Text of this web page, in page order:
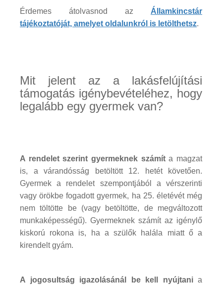
Érdemes átolvasnod az Államkincstár
tájékoztatóját, amelyet oldalunkról is letölthetsz.
Mit jelent az a lakásfelújítási
támogatás igénybevételéhez, hogy
legalább egy gyermek van?
A rendelet szerint gyermeknek számíta magzat
is, a várandósság betöltött 12. hetét követően.
Gyermek a rendelet szempontjából a vérszerinti
vagy örökbe fogadott gyermek, ha 25. életévét még
nem töltötte be (vagy betöltötte, de megváltozott
munkaképességű). Gyermeknek számít az igénylő
kiskorú rokona is, ha a szülők halála miatt ő a
kirendelt gyám.
A jogosultság igazolásánál be kell nyújtania